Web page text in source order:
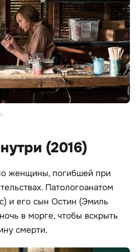
(2016)
женщины, погибшей при
Патологоанатом
и его сын Остин (Эмиль
в морге, чтобы вскрыть
смерти.